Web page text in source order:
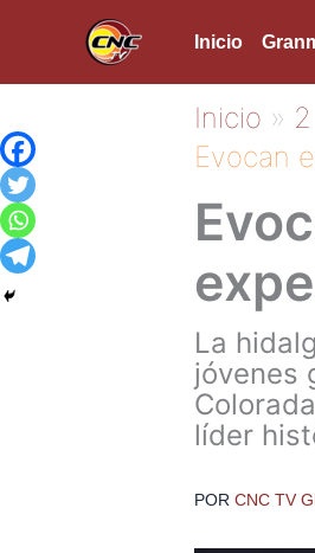
Inicio
Inicio 2
Evocan
La
jóvenes
líder
POR CNC TV